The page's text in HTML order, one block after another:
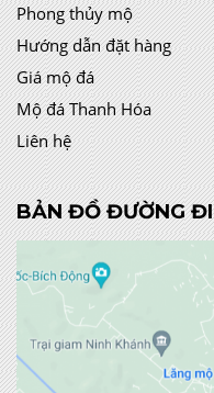
Phong thủy mộ
Hướng dẫn đặt hàng
Giá mộ đá
Mộ đá Thanh Hóa
Liên hệ
BẢN ĐỒ ĐƯỜNG ĐI